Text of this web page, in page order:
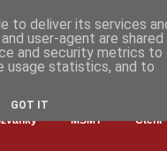
MŠMT Čtení
to deliver its services
user-agent are shared
and security metrics to
usage statistics, and to
GOT IT